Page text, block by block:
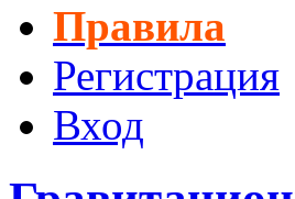
Правила
Регистрация
Вход